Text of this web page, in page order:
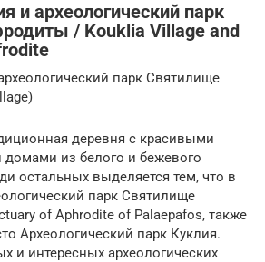
и археологический парк
/ Kouklia Village and
парк Святилище
деревня с красивыми
из белого и бежевого
остальных выделяется тем, что в
парк Святилище
of Aphrodite of Palaepafos, также
Археологический парк Куклия.
и интересных археологических